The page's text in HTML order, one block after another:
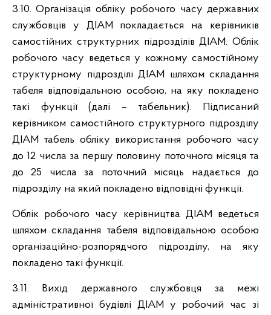
3.10. Організація обліку робочого часу державних
службовців у ДІАМ покладається на керівників
самостійних структурних підрозділів ДІАМ. Облік
робочого часу ведеться у кожному самостійному
структурному підрозділі ДІАМ шляхом складання
табеля відповідальною особою, на яку покладено
такі функції (далі – табельник). Підписаний
керівником самостійного структурного підрозділу
ДІАМ табель обліку використання робочого часу
до 12 числа за першу половину поточного місяця та
до 25 числа за поточний місяць надається до
підрозділу на який покладено відповідні функції.
Облік робочого часу керівництва ДІАМ ведеться
шляхом складання табеля відповідальною особою
організаційно-розпорядчого підрозділу, на яку
покладено такі функції.
3.11. Вихід державного службовця за межі
адміністративної будівлі ДІАМ у робочий час зі